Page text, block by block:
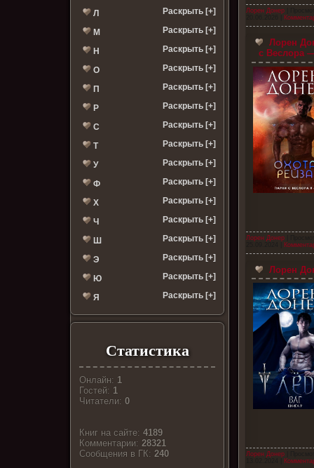
Л Раскрыть [+]
М Раскрыть [+]
Н Раскрыть [+]
О Раскрыть [+]
П Раскрыть [+]
Р Раскрыть [+]
С Раскрыть [+]
Т Раскрыть [+]
У Раскрыть [+]
Ф Раскрыть [+]
Х Раскрыть [+]
Ч Раскрыть [+]
Ш Раскрыть [+]
Э Раскрыть [+]
Ю Раскрыть [+]
Я Раскрыть [+]
Статистика
Онлайн: 1
Гостей: 1
Читатели:0
Книг на сайте:4189
Комментарии:28321
Cообщения в ГК:240
Лорен Донер
Лорен
с Веслора
Лорен Донер
Лорен
Лорен Донер